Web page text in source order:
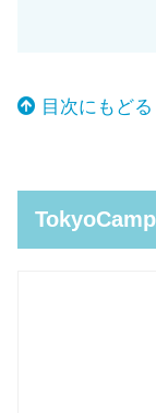
目次にもどる